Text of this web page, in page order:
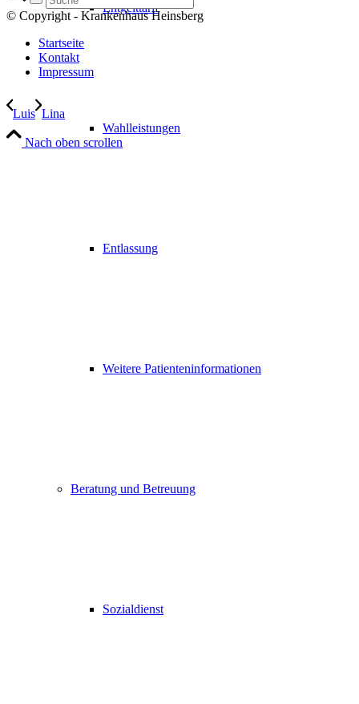
Entgelttarif
Wahlleistungen
Entlassung
Weitere Patienteninformationen
Beratung und Betreuung
Sozialdienst
© Copyright - Krankenhaus Heinsberg
Startseite
Kontakt
Impressum
Luis Lina
Nach oben scrollen